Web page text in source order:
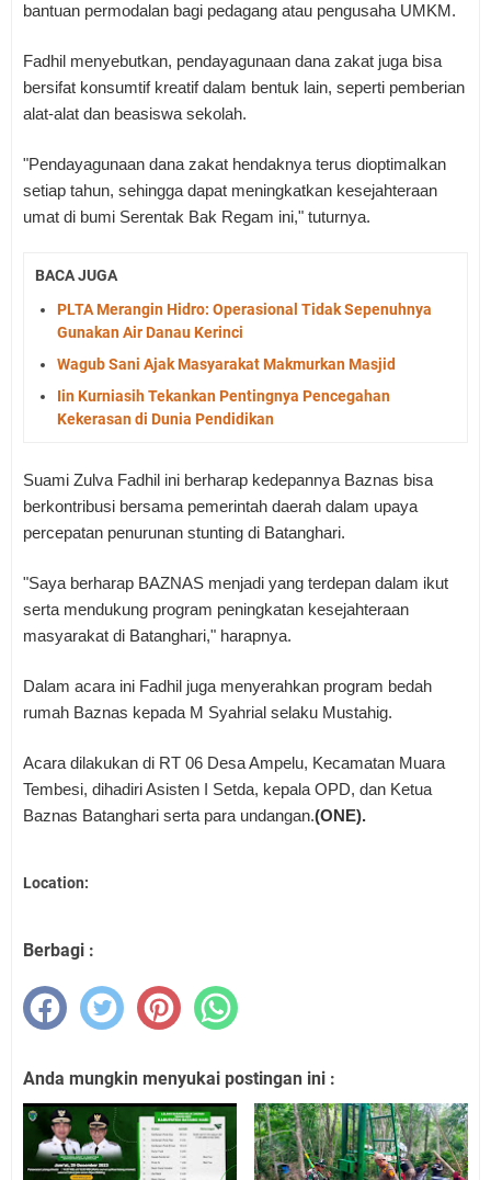
bantuan permodalan bagi pedagang atau pengusaha UMKM.
Fadhil menyebutkan, pendayagunaan dana zakat juga bisa
bersifat konsumtif kreatif dalam bentuk lain, seperti pemberian
alat-alat dan beasiswa sekolah.
"Pendayagunaan dana zakat hendaknya terus dioptimalkan
setiap tahun, sehingga dapat meningkatkan kesejahteraan
umat di bumi Serentak Bak Regam ini," tuturnya.
BACA JUGA
PLTA Merangin Hidro: Operasional Tidak Sepenuhnya
Gunakan Air Danau Kerinci
Wagub Sani Ajak Masyarakat Makmurkan Masjid
Iin Kurniasih Tekankan Pentingnya Pencegahan
Kekerasan di Dunia Pendidikan
Suami Zulva Fadhil ini berharap kedepannya Baznas bisa
berkontribusi bersama pemerintah daerah dalam upaya
percepatan penurunan stunting di Batanghari.
"Saya berharap BAZNAS menjadi yang terdepan dalam ikut
serta mendukung program peningkatan kesejahteraan
masyarakat di Batanghari," harapnya.
Dalam acara ini Fadhil juga menyerahkan program bedah
rumah Baznas kepada M Syahrial selaku Mustahig.
Acara dilakukan di RT 06 Desa Ampelu, Kecamatan Muara
Tembesi, dihadiri Asisten I Setda, kepala OPD, dan Ketua
Baznas Batanghari serta para undangan.(ONE).
Location:
Berbagi :
Anda mungkin menyukai postingan ini :